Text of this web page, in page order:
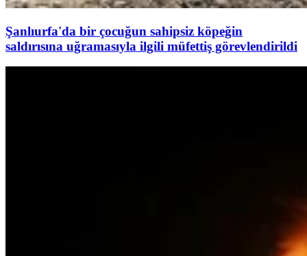
Şanlıurfa'da bir çocuğun sahipsiz köpeğin
saldırısına uğramasıyla ilgili müfettiş görevlendirildi